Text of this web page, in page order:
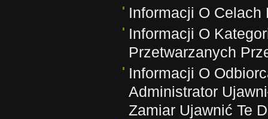
Informacji O
Informacji O
Przetwarzanych
Informacji O
Administrator
Zamiar Ujawnić Te